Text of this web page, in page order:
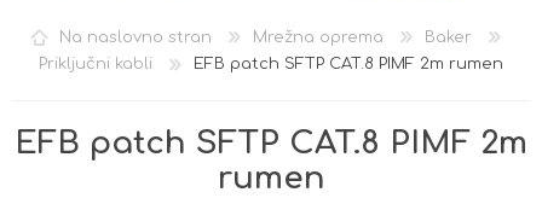
Na naslovno stran Mrežna oprema
Baker
Priključni kabli
EFB patch SFTP CAT.8 PIMF 2m rumen
EFB patch SFTP CAT.8 PIMF 2m
rumen